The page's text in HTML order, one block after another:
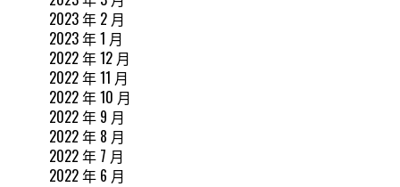
2023 年 2 月
2023 年 1 月
2022 年 12 月
2022 年 11 月
2022 年 10 月
2022 年 9 月
2022 年 8 月
2022 年 7 月
2022 年 6 月